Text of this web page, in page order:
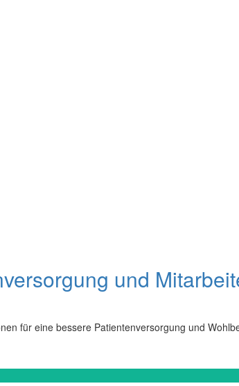
und
für eine bessere Patientenversorgung und